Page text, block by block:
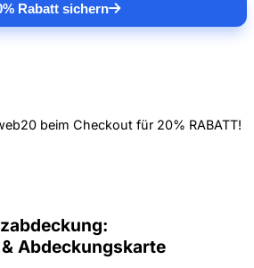
Rabatt sichern
beim Checkout für 20% RABATT!
Abdeckungskarte